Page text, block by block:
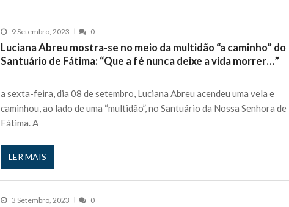
9 Setembro, 2023 0
Luciana Abreu mostra-se no meio da multidão “a caminho” do
Santuário de Fátima: “Que a fé nunca deixe a vida morrer…”
a sexta-feira, dia 08 de setembro, Luciana Abreu acendeu uma vela e
caminhou, ao lado de uma “multidão”, no Santuário da Nossa Senhora de
Fátima. A
LER MAIS
3 Setembro, 2023 0